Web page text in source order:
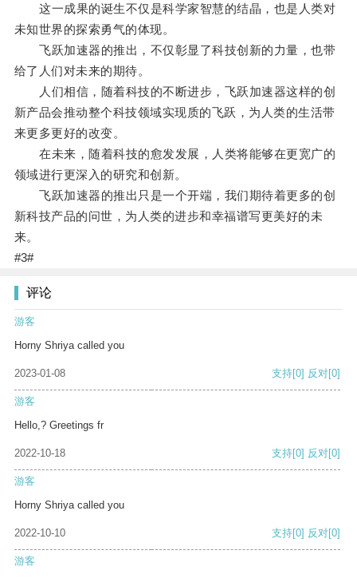
这一成果的诞生不仅是科学家智慧的结晶，也是人类对
未知世界的探索勇气的体现。
飞跃加速器的推出，不仅彰显了科技创新的力量，也带
给了人们对未来的期待。
人们相信，随着科技的不断进步，飞跃加速器这样的创
新产品会推动整个科技领域实现质的飞跃，为人类的生活带
来更多更好的改变。
在未来，随着科技的愈发发展，人类将能够在更宽广的
领域进行更深入的研究和创新。
飞跃加速器的推出只是一个开端，我们期待着更多的创
新科技产品的问世，为人类的进步和幸福谱写更美好的未
来。
#3#
评论
游客
Horny Shriya called you
2023-01-08 支持[0] 反对[0]
游客
Hello,? Greetings fr
2022-10-18 支持[0] 反对[0]
游客
Horny Shriya called you
2022-10-10 支持[0] 反对[0]
游客